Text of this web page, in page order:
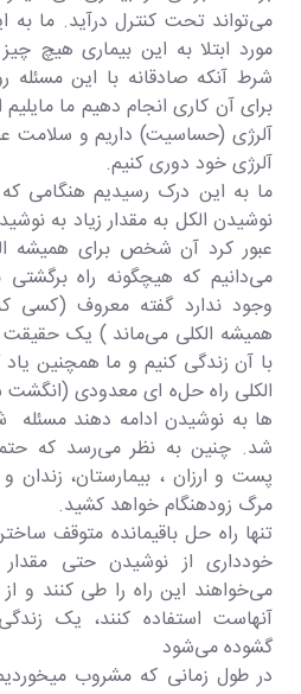
می‌تواند تحت کنترل درآید. ما به
مورد ابتلا به این بیماری هیچ
شرط آنکه صادقانه با این
برای آن کاری انجام دهیم ما
آلرژی (حساسیت) داریم و سلامت
آلرژی خود دوری کنیم.
ما به این درک رسیدیم هنگامی
نوشیدن الکل به مقدار زیاد به
عبور کرد آن شخص برای همیشه
می‌دانیم که هیچگونه راه
وجود ندارد گفته معروف (کسی
همیشه الکلی می‌ماند ) یک
با آن زندگی کنیم و ما همچنین
الکلی راه‌ حل‌ه ای معدودی (انگشت‌
ها به نوشیدن ادامه دهند مسئله
شد. چنین به نظر می‌رسد که
پست و ارزان ، بیمارستان،
مرگ زودهنگام خواهد کشید.
تنها راه حل باقیمانده متوقف
خودداری از نوشیدن حتی
می‌خواهند این راه را طی کنند
آنهاست استفاده کنند، یک
گشوده می‌شود
در طول زمانی که مشروب